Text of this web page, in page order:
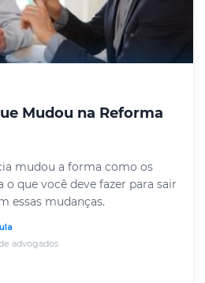
Mudou na Reforma
mudou a forma como os
o que você deve fazer para sair
essas mudanças.
advogados